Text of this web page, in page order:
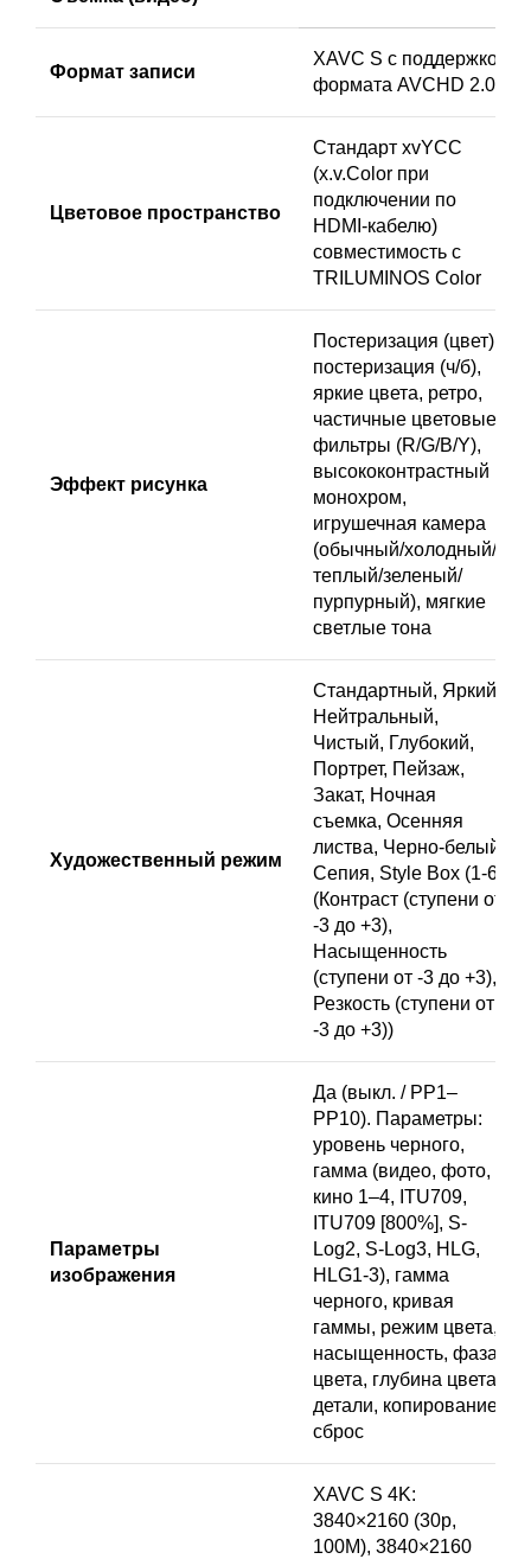
Формат записи
XAVC S с поддержкой
формата AVCHD 2.0
Цветовое пространство
Стандарт xvYCC
(x.v.Color при
подключении по
HDMI-кабелю)
совместимость с
TRILUMINOS Color
Эффект рисунка
Постеризация (цвет),
постеризация (ч/б),
яркие цвета, ретро,
частичные цветовые
фильтры (R/G/B/Y),
высококонтрастный
монохром,
игрушечная камера
(обычный/холодный/
теплый/зеленый/
пурпурный), мягкие
светлые тона
Художественный режим
Стандартный, Яркий,
Нейтральный,
Чистый, Глубокий,
Портрет, Пейзаж,
Закат, Ночная
съемка, Осенняя
листва, Черно-белый,
Сепия, Style Box (1-6),
(Контраст (ступени от
-3 до +3),
Насыщенность
(ступени от -3 до +3),
Резкость (ступени от
-3 до +3))
Параметры
изображения
Да (выкл. / PP1–
PP10). Параметры:
уровень черного,
гамма (видео, фото,
кино 1–4, ITU709,
ITU709 [800%], S-
Log2, S-Log3, HLG,
HLG1-3), гамма
черного, кривая
гаммы, режим цвета,
насыщенность, фаза
цвета, глубина цвета,
детали, копирование,
сброс
XAVC S 4K:
3840×2160 (30p,
100M), 3840×2160